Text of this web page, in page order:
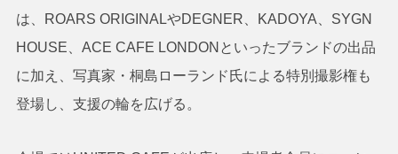
は、ROARS ORIGINALやDEGNER、KADOYA、SYGN
HOUSE、ACE CAFE LONDONといったブランドの出品
に加え、写真家・桐島ローランド氏による特別撮影権も
登場し、支援の輪を広げる。